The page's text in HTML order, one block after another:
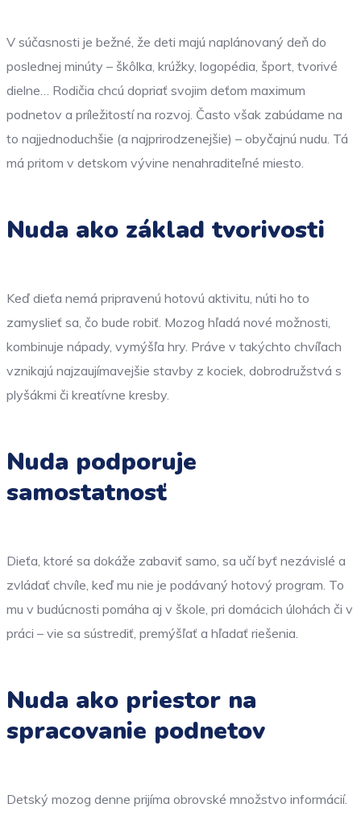
V súčasnosti je bežné, že deti majú naplánovaný deň do
poslednej minúty – škôlka, krúžky, logopédia, šport, tvorivé
dielne… Rodičia chcú dopriať svojim deťom maximum
podnetov a príležitostí na rozvoj. Často však zabúdame na
to najjednoduchšie (a najprirodzenejšie) – obyčajnú nudu. Tá
má pritom v detskom vývine nenahraditeľné miesto.
Nuda ako základ tvorivosti
Keď dieťa nemá pripravenú hotovú aktivitu, núti ho to
zamyslieť sa, čo bude robiť. Mozog hľadá nové možnosti,
kombinuje nápady, vymýšľa hry. Práve v takýchto chvíľach
vznikajú najzaujímavejšie stavby z kociek, dobrodružstvá s
plyšákmi či kreatívne kresby.
Nuda podporuje
samostatnosť
Dieťa, ktoré sa dokáže zabaviť samo, sa učí byť nezávislé a
zvládať chvíle, keď mu nie je podávaný hotový program. To
mu v budúcnosti pomáha aj v škole, pri domácich úlohách či v
práci – vie sa sústrediť, premýšľať a hľadať riešenia.
Nuda ako priestor na
spracovanie podnetov
Detský mozog denne prijíma obrovské množstvo informácií.